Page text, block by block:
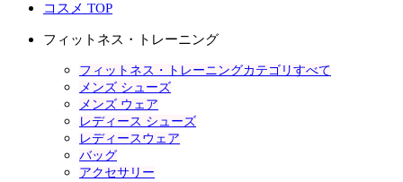
コスメ TOP
フィットネス・トレーニング
フィットネス・トレーニングカテゴリすべて
メンズ シューズ
メンズ ウェア
レディース シューズ
レディースウェア
バッグ
アクセサリー